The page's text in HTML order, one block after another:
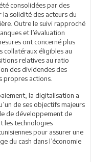
consolidées par des
solidité des acteurs du
Outre le suivi rapproché
et l’évaluation
ont concerné plus
collatéraux éligibles au
relatives au ratio
des dividendes des
propres actions.
la digitalisation a
de ses objectifs majeurs
de développement de
les technologies
pour assurer une
du cash dans l’économie